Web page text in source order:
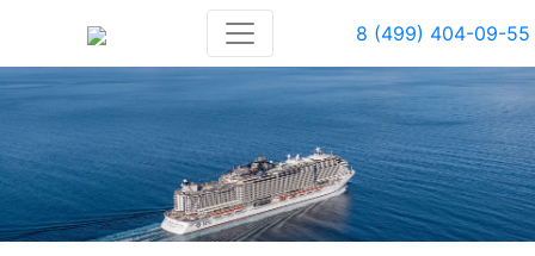
8 (499) 404-09-55